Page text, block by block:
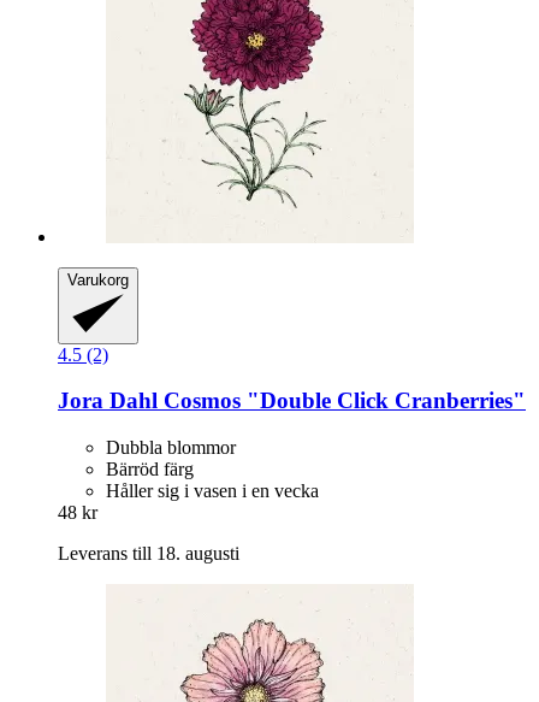
Varukorg
4.5 (2)
Jora Dahl Cosmos "Double Click Cranberries"
Dubbla blommor
Bärröd färg
Håller sig i vasen i en vecka
48 kr
Leverans till 18. augusti